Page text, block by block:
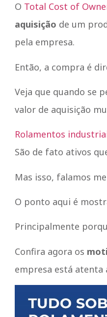
O Total Cost of
aquisição de um
pela empresa.
Então, a compra é
Veja que quando se
valor de aquisição
Rolamentos
São de fato ativos
Mas isso, falamos
O ponto aqui é
Principalmente
Confira agora os
empresa está atenta